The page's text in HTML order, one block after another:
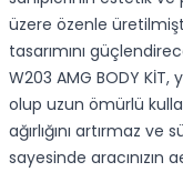
üzere özenle
tasarımını
W203 AMG BODY
olup uzun ömürlü
ağırlığını artırmaz ve
sayesinde aracınızın